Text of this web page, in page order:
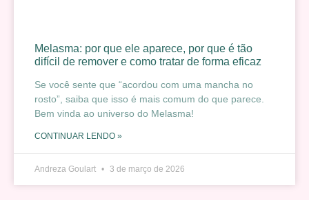
Melasma: por que ele aparece, por que é tão
difícil de remover e como tratar de forma eficaz
Se você sente que “acordou com uma mancha no
rosto”, saiba que isso é mais comum do que parece.
Bem vinda ao universo do Melasma!
CONTINUAR LENDO »
Andreza Goulart 3 de março de 2026